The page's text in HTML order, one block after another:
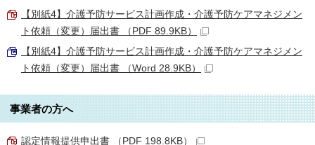
【別紙4】介護予防サービス計画作成・介護予防ケアマネジメン
ト依頼（変更）届出書 （PDF 89.9KB）
【別紙4】介護予防サービス計画作成・介護予防ケアマネジメン
ト依頼（変更）届出書 （Word 28.9KB）
事業者の方へ
認定情報提供申出書 （PDF 198.8KB）